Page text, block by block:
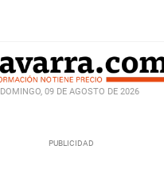
DOMINGO, 09 DE AGOSTO DE 2026